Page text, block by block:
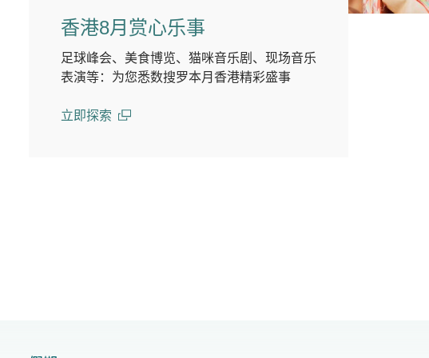
香港8月赏心乐事
足球峰会、美食博览、猫咪音乐剧、现场音乐
表演等：为您悉数搜罗本月香港精彩盛事
立即探索